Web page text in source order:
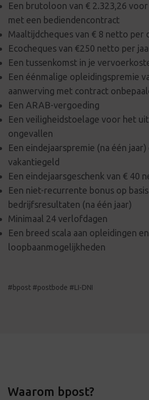
Een brutoloon van € 2.323,26
met een bediendencontract
Maaltijdcheques van € 8 netto per
Ecocheques van €250 netto per
Een tussenkomst in je
Een éénmalige opleidingspremie
aanwerving met contract
Een ARAB-vergoeding
Een veiligheidstoelage voor het
ongevallen
Een eindejaarspremie (na één
vakantiegeld
Een eindejaarsgeschenk van € 40
Een niet-recurrente bonus op
bedrijfsresultaten (na één jaar)
Minimaal 24 verlofdagen
Een breed scala aan opleidingen en
loopbaanmogelijkheden
#bpost #postbode #LI-DNI
Waarom bpost?